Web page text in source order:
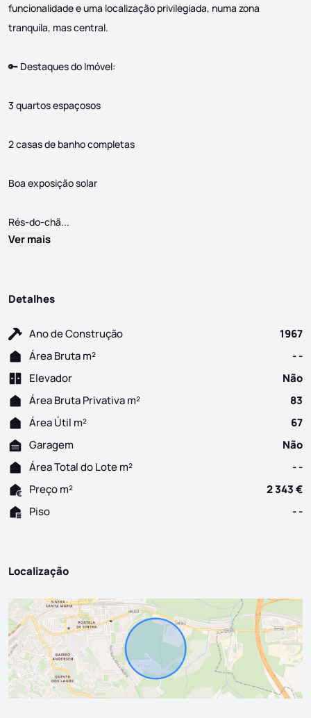
funcionalidade e uma localização privilegiada, numa zona
tranquila, mas central.
🔑 Destaques do Imóvel:
3 quartos espaçosos
2 casas de banho completas
Boa exposição solar
Rés-do-chã...
Ver mais
Detalhes
Ano de Construção
1967
Área Bruta m²
- -
Elevador
Não
Área Bruta Privativa m²
83
Área Útil m²
67
Garagem
Não
Área Total do Lote m²
- -
Preço m²
2 343 €
Piso
- -
Localização